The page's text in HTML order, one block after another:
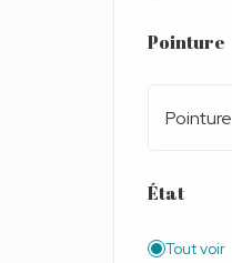
Pointure
Pointure
État
Tout voir